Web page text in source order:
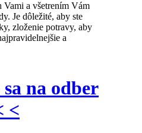
a všetrením Vám
Je dôležité, aby ste
zloženie potravy, aby
a
na odber
<